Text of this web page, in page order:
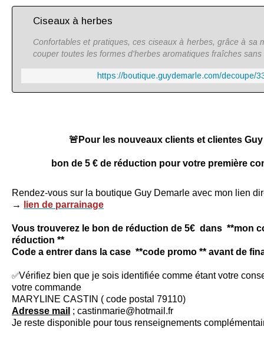
Ciseaux à herbes
Confortables et pratiques, ces ciseaux à herbes, grâce à sa
couper toutes les formes d'herbes aromatiques fraîches sans
https://boutique.guydemarle.com/decoupe/
🚨Pour les nouveaux clients et clientes
bon de 5 € de réduction pour votre première
Rendez-vous sur la boutique Guy Demarle avec mon lien
→
lien de parrainage
Vous trouverez le bon de réduction de 5€ dans **mon
réduction **
Code a entrer dans la case **code promo ** avant de
✅Vérifiez bien que je sois identifiée comme étant votre
votre commande
MARYLINE CASTIN ( code postal 79110)
Adresse mail ; castinmarie@hotmail.fr
Je reste disponible pour tous renseignements